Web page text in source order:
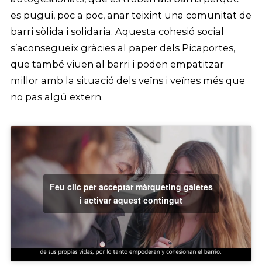
es pugui, poc a poc, anar teixint una comunitat de
barri sòlida i solidaria. Aquesta cohesió social
s’aconsegueix gràcies al paper dels Picaportes,
que també viuen al barri i poden empatitzar
millor amb la situació dels veïns i veïnes més que
no pas algú extern.
Feu clic per acceptar màrqueting galetes
i activar aquest contingut